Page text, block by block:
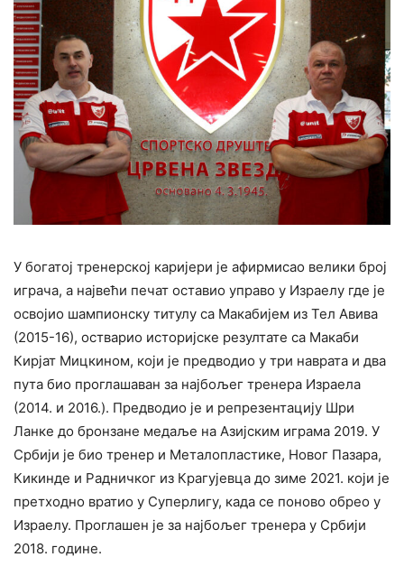
У богатој тренерској каријери је афирмисао велики број
играча, а највећи печат оставио управо у Израелу где је
освојио шампионску титулу са Макабијем из Тел Авива
(2015-16), остварио историјске резултате са Макаби
Кирјат Мицкином, који је предводио у три наврата и два
пута био проглашаван за најбољег тренера Израела
(2014. и 2016.). Предводио је и репрезентацију Шри
Ланке до бронзане медаље на Азијским играма 2019. У
Србији је био тренер и Металопластике, Новог Пазара,
Кикинде и Радничког из Крагујевца до зиме 2021. који је
претходно вратио у Суперлигу, када се поново обрео у
Израелу. Проглашен је за најбољег тренера у Србији
2018. године.